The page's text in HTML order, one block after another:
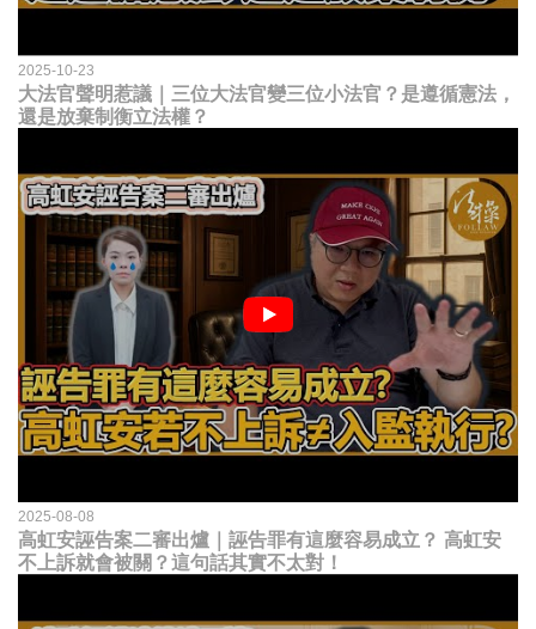
2025-10-23
大法官聲明惹議｜三位大法官變三位小法官？是遵循憲法，
還是放棄制衡立法權？
2025-08-08
高虹安誣告案二審出爐｜誣告罪有這麼容易成立？ 高虹安
不上訴就會被關？這句話其實不太對！